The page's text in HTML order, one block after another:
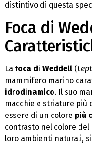
distintivo di questa
Foca di
La foca di Weddell (
mammifero marino
idrodinamico. Il suo
macchie e striature più
essere di un colore più
contrasto nel colore
loro ambienti naturali,